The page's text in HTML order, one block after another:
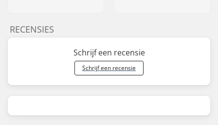
RECENSIES
Schrijf een recensie
Schrijf een recensie